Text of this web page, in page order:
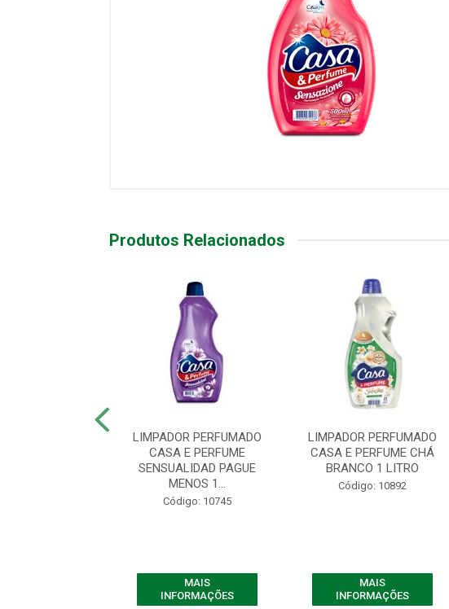
Produtos Relacionados
LIMPADOR PERFUMADO
CASA E PERFUME
SENSUALIDAD PAGUE
MENOS 1...
Código: 10745
MAIS
INFORMAÇÕES
LIMPADOR PERFUMADO
CASA E PERFUME CHÁ
BRANCO 1 LITRO
Código: 10892
MAIS
INFORMAÇÕES